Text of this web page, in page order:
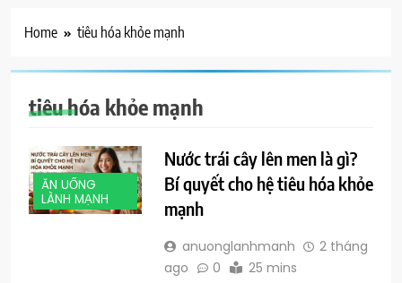
Home tiêu hóa khỏe mạnh
tiêu hóa khỏe mạnh
ĂN UỐNG
LÀNH MẠNH
Nước trái cây lên men là gì?
Bí quyết cho hệ tiêu hóa khỏe
mạnh
anuonglanhmanh
2 tháng
ago
0 25 mins